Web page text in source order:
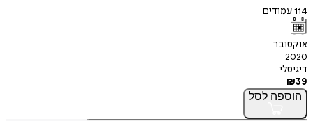
114עמודים
אוקטובר
2020
דיגיטלי
₪39
הוספה לסל